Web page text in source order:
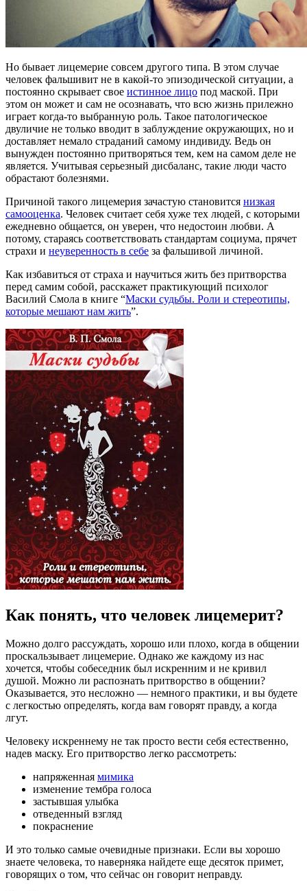
Но бывает лицемерие совсем другого типа. В этом случае
человек фальшивит не в какой-то эпизодической ситуации, а
постоянно скрывает свое истинное лицо под маской. При
этом он может и сам не осознавать, что всю жизнь прилежно
играет когда-то выбранную роль. Такое патологическое
двуличие не только вводит в заблуждение окружающих, но и
доставляет немало страданий самому индивиду. Ведь он
вынужден постоянно притворяться тем, кем на самом деле не
является. Учитывая серьезный дисбаланс, такие люди часто
обрастают болезнями.
Причиной такого лицемерия зачастую становится низкая
самооценка. Человек считает себя хуже тех людей, с которыми
ежедневно общается, он уверен, что недостоин любви. А
потому, стараясь соответствовать стандартам социума, прячет
страхи и неуверенность в себе за фальшивой личиной.
Как избавиться от страха и научиться жить без притворства
перед самим собой, расскажет практикующий психолог
Василий Смола в книге “Маски судьбы. Роли и стереотипы,
которые мешают нам жить”.
Как понять, что человек лицемерит?
Можно долго рассуждать, хорошо или плохо, когда в общении
проскальзывает лицемерие. Однако же каждому из нас
хочется, чтобы собеседник был искренним и не кривил
душой. Можно ли распознать притворство в общении?
Оказывается, это несложно — немного практики, и вы будете
с легкостью определять, когда вам говорят правду, а когда
лгут.
Человеку искреннему не так просто вести себя естественно,
надев маску. Его притворство легко рассмотреть:
напряженная мимика
изменение тембра голоса
застывшая улыбка
отведенный взгляд
покраснение
И это только самые очевидные признаки. Если вы хорошо
знаете человека, то наверняка найдете еще десяток примет,
говорящих о том, что сейчас он говорит неправду.